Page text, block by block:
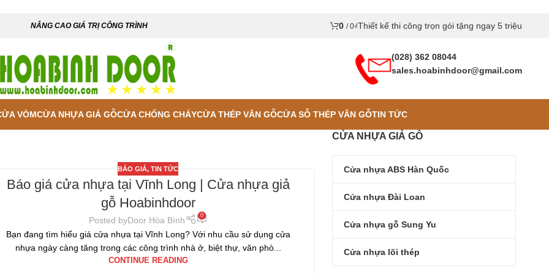
NÂNG CAO GIÁ TRỊ CÔNG TRÌNH 0 / 0₫Thiết kế thi công trọn gói tặng ngay 5 triệu
(028) 362 08044
sales.hoabinhdoor@gmail.com
VÒMCỬA NHỰA GIẢ GỖCỬA CHỐNG CHÁYCỬA THÉP VÂN GỖCỬA SỖ THÉP VÂN GỖTIN TỨC
BÁO GIÁ,TIN TỨC
Báo giá cửa nhựa tại Vĩnh Long | Cửa nhựa giả
gỗ Hoabinhdoor
Posted byDoor Hòa Bình 0
Bạn đang tìm hiểu giá cửa nhựa tại Vĩnh Long? Với nhu cầu sử dụng cửa
nhựa ngày càng tăng trong các công trình nhà ở, biệt thự, văn phò...
CONTINUE READING
CỬA NHỰA GIẢ GỖ
Cửa nhựa ABS Hàn Quốc
Cửa nhựa Đài Loan
Cửa nhựa gỗ Sung Yu
Cửa nhựa lõi thép